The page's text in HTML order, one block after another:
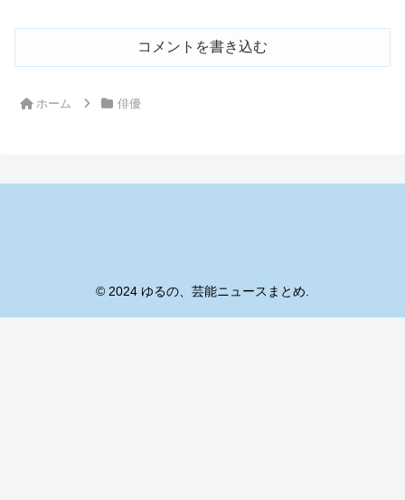
コメントを書き込む
ホーム 俳優
© 2024 ゆるの、芸能ニュースまとめ.